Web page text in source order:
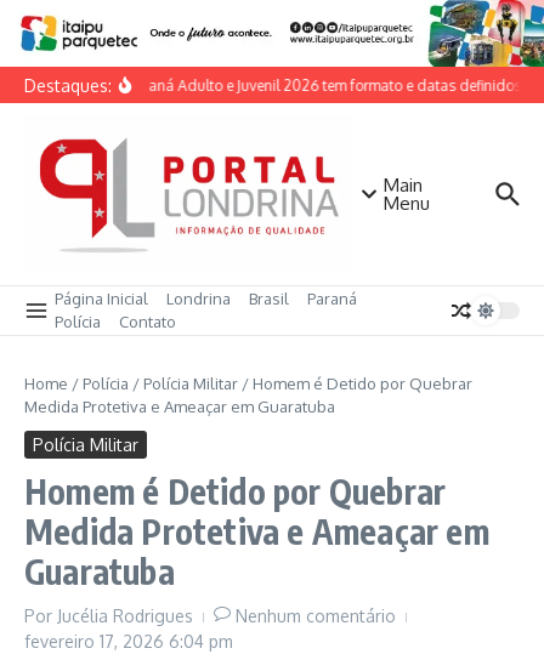
Ir para o conteúdo
Destaques:Taça Paraná Adulto e Juvenil 2026 tem formato e datas definidos pela
Main
Menu
Página Inicial Londrina Brasil
Paraná
Polícia
Contato
Home / Polícia / Polícia Militar / Homem é Detido por Quebrar
Medida Protetiva e Ameaçar em Guaratuba
Polícia Militar
Homem é Detido por Quebrar
Medida Protetiva e Ameaçar em
Guaratuba
Por Jucélia Rodrigues
Nenhum comentário
fevereiro 17, 2026 6:04 pm